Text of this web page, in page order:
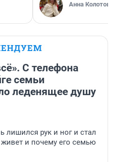
Анна Колотова
С телефона
семьи
леденящее душу
лишился рук и ног и стал
и почему его семью